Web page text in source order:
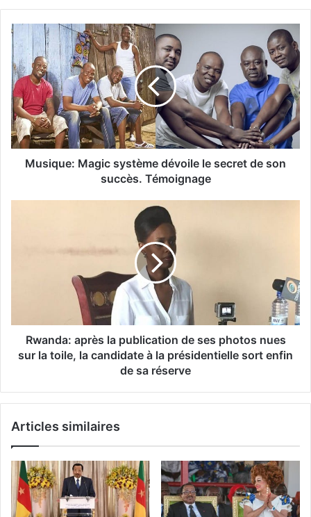
Musique: Magic système dévoile le secret de son
succès. Témoignage
Rwanda: après la publication de ses photos nues
sur la toile, la candidate à la présidentielle sort enfin
de sa réserve
Articles similaires